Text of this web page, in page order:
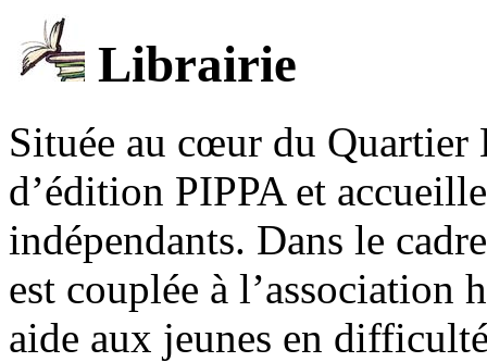
Librairie
Située au cœur du Quartier
d’édition PIPPA et
indépendants. Dans le
est couplée à l’association
aide aux jeunes en